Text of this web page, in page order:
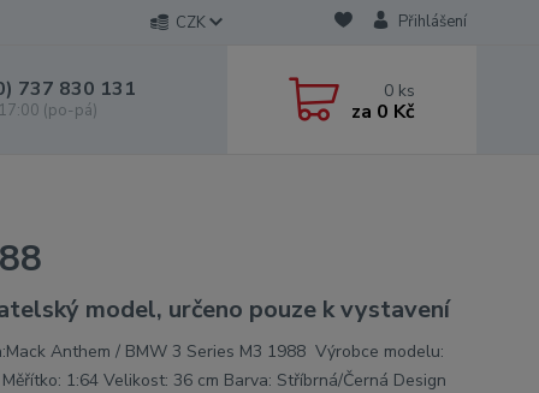
CZK Přihlášení
737 830 131
(po-pá)
0 ks
za 0 Kč
model, určeno pouze k vystavení
Anthem / BMW 3 Series M3 1988 Výrobce modelu:
1:64 Velikost: 36 cm Barva: Stříbrná/Černá Design